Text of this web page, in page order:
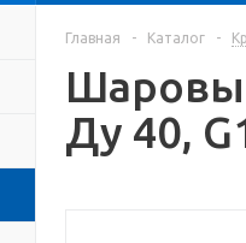
Главная - Каталог -
Ду 40,